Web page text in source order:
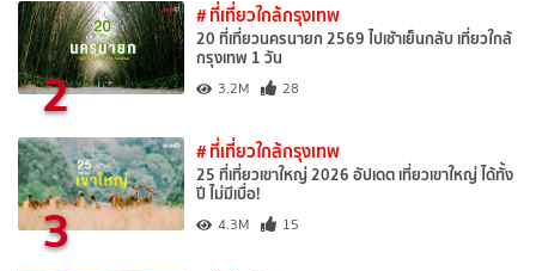
2
# ที่เที่ยวใกล้กรุงเทพ
20 ที่เที่ยวนครนายก 2569 ไปเช้าเย็นกลับ เที่ยวใกล้
กรุงเทพ 1 วัน
3.2M 28
3
# ที่เที่ยวใกล้กรุงเทพ
25 ที่เที่ยวเขาใหญ่ 2026 อัปเดต เที่ยวเขาใหญ่ ได้ทั้ง
ปี ไม่มีเบื่อ!
4.3M 15